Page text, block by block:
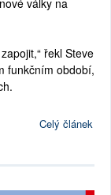
války na
řekl Steve
funkčním období,
Celý článek